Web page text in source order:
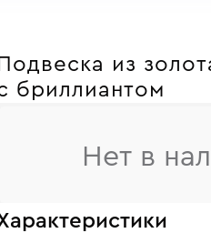
Подвеска из
бриллиантом
Нет в